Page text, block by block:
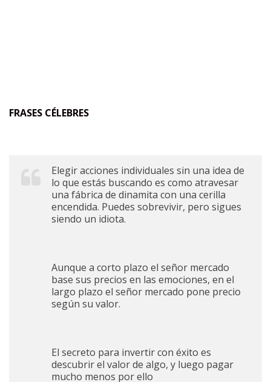
FRASES CÉLEBRES
Elegir acciones individuales sin una idea de
lo que estás buscando es como atravesar
una fábrica de dinamita con una cerilla
encendida. Puedes sobrevivir, pero sigues
siendo un idiota.
Aunque a corto plazo el señor mercado
base sus precios en las emociones, en el
largo plazo el señor mercado pone precio
según su valor.
El secreto para invertir con éxito es
descubrir el valor de algo, y luego pagar
mucho menos por ello